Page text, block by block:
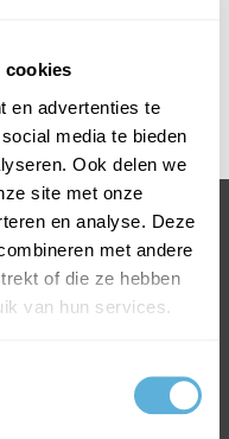
cookies
en advertenties te
media te bieden
Ook delen we
site met onze
en analyse. Deze
met andere
of die ze hebben
van hun services.